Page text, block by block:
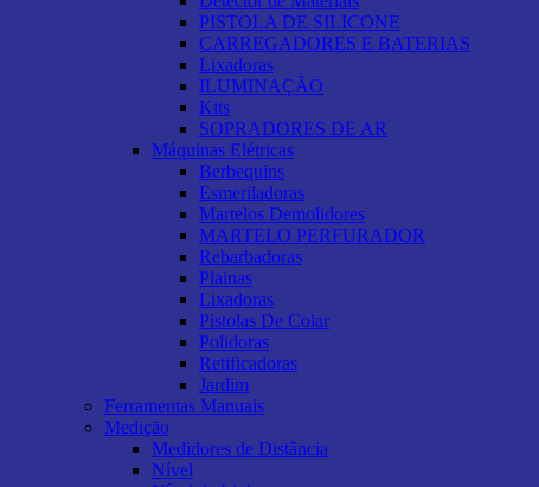
PISTOLA DE SILICONE
CARREGADORES E BATERIAS
Lixadoras
ILUMINAÇÃO
Kits
SOPRADORES DE AR
Máquinas Elétricas
Berbequins
Esmeriladoras
Martelos Demolidores
MARTELO PERFURADOR
Rebarbadoras
Plainas
Lixadoras
Pistolas De Colar
Polidoras
Retificadoras
Jardim
Ferramentas Manuais
Medição
Medidores de Distância
Nível